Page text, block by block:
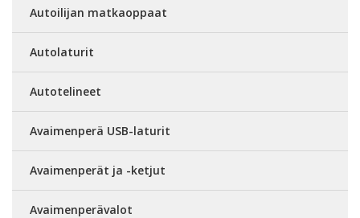
Autoilijan matkaoppaat
Autolaturit
Autotelineet
Avaimenperä USB-laturit
Avaimenperät ja -ketjut
Avaimenperävalot